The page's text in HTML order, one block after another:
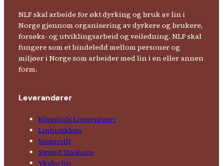
NLF skal arbeide for økt dyrking og bruk av lin i
Norge gjennom organisering av dyrkere og brukere,
forsøks- og utviklingsarbeid og veiledning. NLF skal
fungere som et bindeledd mellom personer og
miljøer i Norge som arbeider med lin i en eller annen
form.
Leverandører
Klässbols Linne­väveri
Linbutikken
Spinnvilt
Strand Unikorn
Växbo lin